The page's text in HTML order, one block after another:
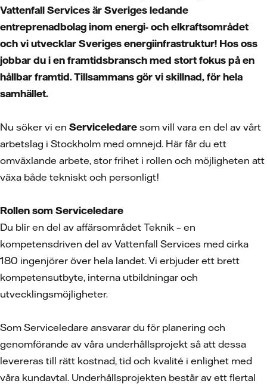
Vattenfall Services är Sveriges ledande
entreprenadbolag inom energi- och elkraftsområdet
och vi utvecklar Sveriges energiinfrastruktur! Hos oss
jobbar du i en framtidsbransch med stort fokus på en
hållbar framtid. Tillsammans gör vi skillnad, för hela
samhället.
Nu söker vi en Serviceledare som vill vara en del av vårt
arbetslag i Stockholm med omnejd. Här får du ett
omväxlande arbete, stor frihet i rollen och möjligheten att
växa både tekniskt och personligt!
Rollen som Serviceledare
Du blir en del av affärsområdet Teknik – en
kompetensdriven del av Vattenfall Services med cirka
180 ingenjörer över hela landet. Vi erbjuder ett brett
kompetensutbyte, interna utbildningar och
utvecklingsmöjligheter.
Som Serviceledare ansvarar du för planering och
genomförande av våra underhållsprojekt så att dessa
levereras till rätt kostnad, tid och kvalité i enlighet med
våra kundavtal. Underhållsprojekten består av ett flertal